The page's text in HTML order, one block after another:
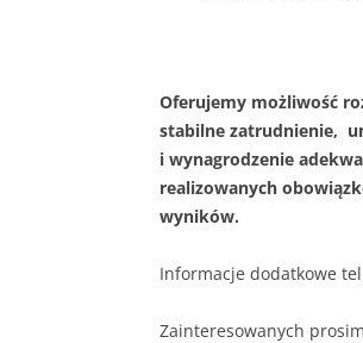
Oferujemy możliwość
stabilne zatrudnienie,
i wynagrodzenie
realizowanych
wyników.
Informacje dodatkowe
Zainteresowanych